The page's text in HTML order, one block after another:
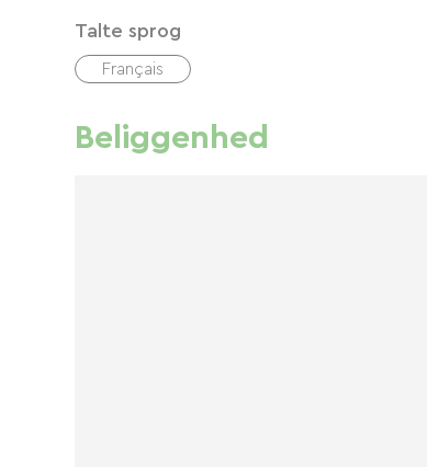
Talte sprog
Français
Beliggenhed